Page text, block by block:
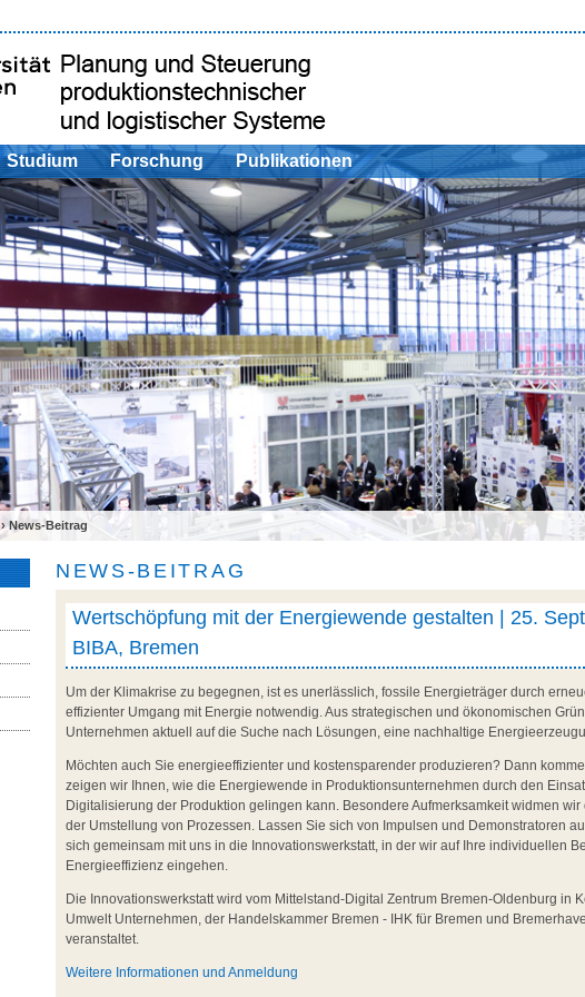
Studium Forschung Publikationen
› News-Beitrag
NEWS-BEITRAG
Wertschöpfung mit der Energiewende gestalten | 25.
BIBA, Bremen
Um der Klimakrise zu begegnen, ist es unerlässlich, fossile Energieträger durch
effizienter Umgang mit Energie notwendig. Aus strategischen und ökonomischen
Unternehmen aktuell auf die Suche nach Lösungen, eine nachhaltige
Möchten auch Sie energieeffizienter und kostensparender produzieren? Dann
zeigen wir Ihnen, wie die Energiewende in Produktionsunternehmen durch den
Digitalisierung der Produktion gelingen kann. Besondere Aufmerksamkeit widmen
der Umstellung von Prozessen. Lassen Sie sich von Impulsen und Demonstratoren
sich gemeinsam mit uns in die Innovationswerkstatt, in der wir auf Ihre individuellen
Energieeffizienz eingehen.
Die Innovationswerkstatt wird vom Mittelstand-Digital Zentrum Bremen-Oldenburg in
Umwelt Unternehmen, der Handelskammer Bremen - IHK für Bremen und
veranstaltet.
Weitere Informationen und Anmeldung